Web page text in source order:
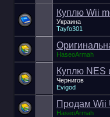
Куплю Wii
Украина
Tayfo301
HaseoArmah
Куплю NES
Чернигов
Evigod
Продам Wii
HaseoArmah